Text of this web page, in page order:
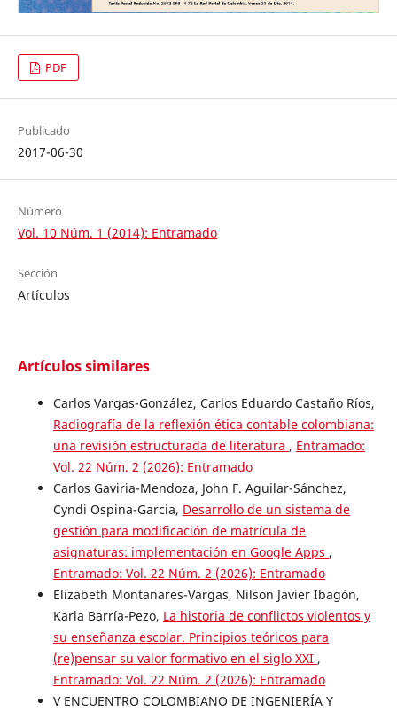
PDF
Publicado
2017-06-30
Número
Vol. 10 Núm. 1 (2014): Entramado
Sección
Artículos
Artículos similares
Carlos Vargas-González, Carlos Eduardo Castaño Ríos,
Radiografía de la reflexión ética contable colombiana:
una revisión estructurada de literatura , Entramado:
Vol. 22 Núm. 2 (2026): Entramado
Carlos Gaviria-Mendoza, John F. Aguilar-Sánchez,
Cyndi Ospina-Garcia, Desarrollo de un sistema de
gestión para modificación de matrícula de
asignaturas: implementación en Google Apps ,
Entramado: Vol. 22 Núm. 2 (2026): Entramado
Elizabeth Montanares-Vargas, Nilson Javier Ibagón,
Karla Barría-Pezo, La historia de conflictos violentos y
su enseñanza escolar. Principios teóricos para
(re)pensar su valor formativo en el siglo XXI ,
Entramado: Vol. 22 Núm. 2 (2026): Entramado
V ENCUENTRO COLOMBIANO DE INGENIERÍA Y